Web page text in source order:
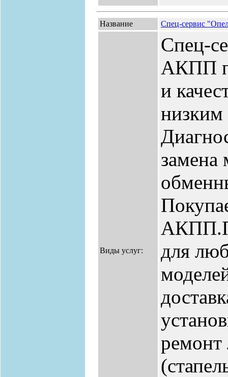
Название Спец-сервис
Виды услуг:
Спец-
АКПП
и
замена
для